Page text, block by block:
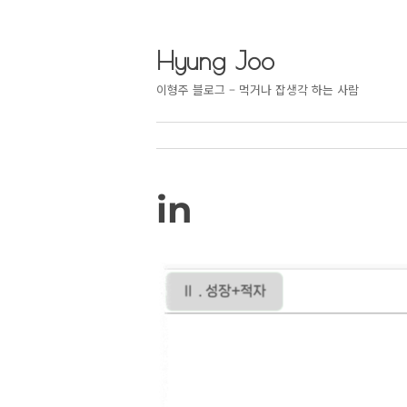
Hyung Joo
이형주 블로그 – 먹거나 잡생각 하는 사람
in